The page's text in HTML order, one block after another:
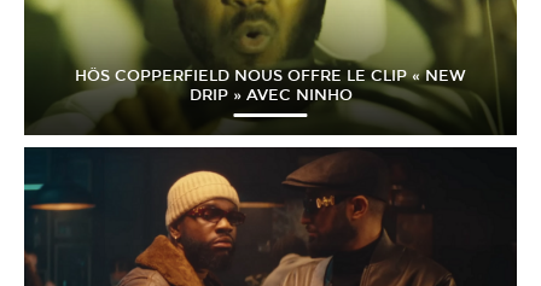
HÖS COPPERFIELD NOUS OFFRE LE CLIP « NEW
DRIP » AVEC NINHO